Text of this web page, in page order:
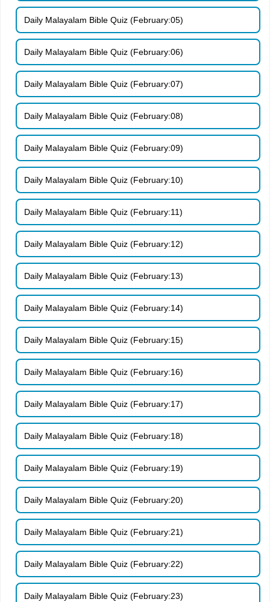
Daily Malayalam Bible Quiz (February:05)
Daily Malayalam Bible Quiz (February:06)
Daily Malayalam Bible Quiz (February:07)
Daily Malayalam Bible Quiz (February:08)
Daily Malayalam Bible Quiz (February:09)
Daily Malayalam Bible Quiz (February:10)
Daily Malayalam Bible Quiz (February:11)
Daily Malayalam Bible Quiz (February:12)
Daily Malayalam Bible Quiz (February:13)
Daily Malayalam Bible Quiz (February:14)
Daily Malayalam Bible Quiz (February:15)
Daily Malayalam Bible Quiz (February:16)
Daily Malayalam Bible Quiz (February:17)
Daily Malayalam Bible Quiz (February:18)
Daily Malayalam Bible Quiz (February:19)
Daily Malayalam Bible Quiz (February:20)
Daily Malayalam Bible Quiz (February:21)
Daily Malayalam Bible Quiz (February:22)
Daily Malayalam Bible Quiz (February:23)